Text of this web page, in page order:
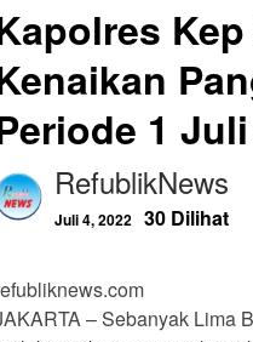
1
RefublikNews
Juli 4, 2022 30 Dilihat
– Sebanyak Lima